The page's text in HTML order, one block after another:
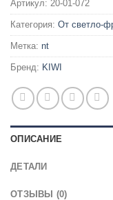
Артикул: 20-01-072
Категория: От светло-
Метка: nt
Бренд: KIWI
ОПИСАНИЕ
ДЕТАЛИ
ОТЗЫВЫ (0)